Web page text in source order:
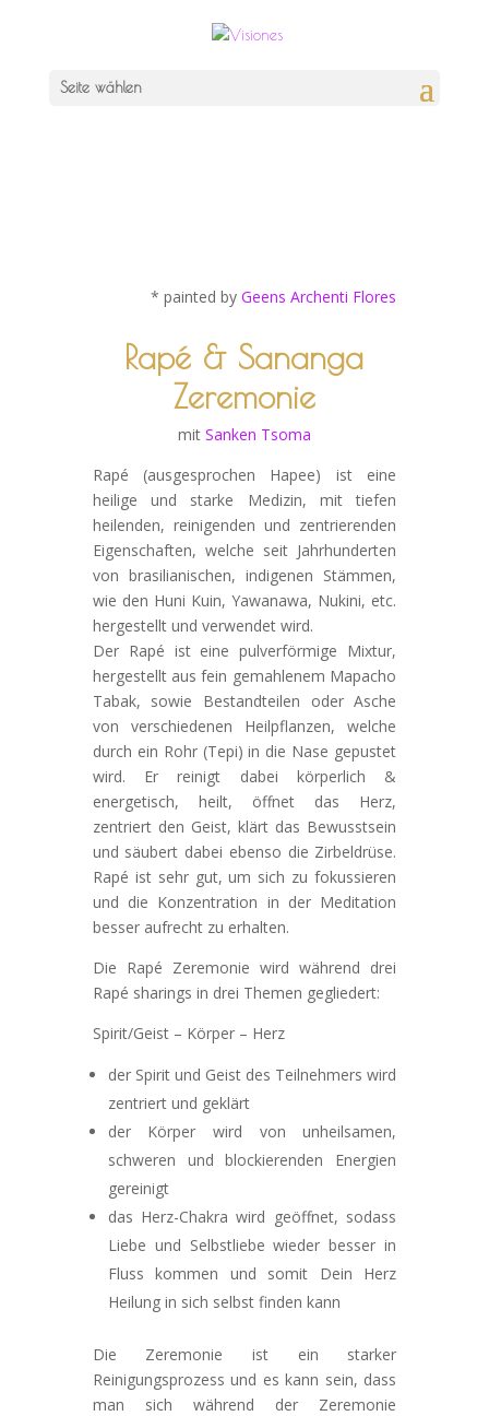
Seite wählen
* painted byGeens Archenti Flores
Rapé & Sananga
Zeremonie
mit Sanken Tsoma
Rapé (ausgesprochen Hapee) ist eine
heilige und starke Medizin, mit tiefen
heilenden, reinigenden und zentrierenden
Eigenschaften, welche seit Jahrhunderten
von brasilianischen, indigenen Stämmen,
wie den Huni Kuin, Yawanawa, Nukini, etc.
hergestellt und verwendet wird.
Der Rapé ist eine pulverförmige Mixtur,
hergestellt aus fein gemahlenem Mapacho
Tabak, sowie Bestandteilen oder Asche
von verschiedenen Heilpflanzen, welche
durch ein Rohr (Tepi) in die Nase gepustet
wird. Er reinigt dabei körperlich &
energetisch, heilt, öffnet das Herz,
zentriertden Geist, klärt das Bewusstsein
und säubert dabei ebenso die Zirbeldrüse.
Rapé ist sehr gut, um sich zu fokussieren
und die Konzentration in der Meditation
besser aufrecht zu erhalten.
Die Rapé Zeremonie wird während drei
Rapé sharings in drei Themen gegliedert:
Spirit/Geist – Körper – Herz
der Spirit und Geist des Teilnehmers wird
zentriert und geklärt
der Körper wird von unheilsamen,
schweren und blockierenden Energien
gereinigt
das Herz-Chakra wird geöffnet, sodass
Liebe und Selbstliebe wieder besser in
Fluss kommen und somit Dein Herz
Heilung in sich selbst finden kann
Die Zeremonie ist ein starker
Reinigungsprozess und es kann sein, dass
man sich während der Zeremonie